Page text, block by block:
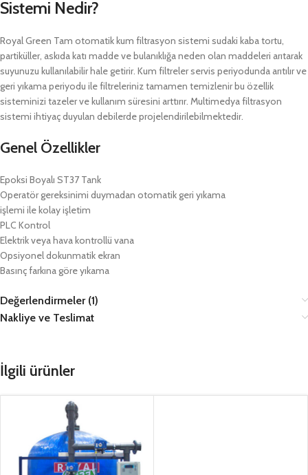
Sistemi Nedir?
Royal Green Tam otomatik kum filtrasyon sistemi sudaki kaba tortu,
partiküller, askıda katı madde ve bulanıklığa neden olan maddeleri arıtarak
suyunuzu kullanılabilir hale getirir. Kum filtreler servis periyodunda arıtılır ve
geri yıkama periyodu ile filtreleriniz tamamen temizlenir bu özellik
sisteminizi tazeler ve kullanım süresini arttırır. Multimedya filtrasyon
sistemi ihtiyaç duyulan debilerde projelendirilebilmektedir.
Genel Özellikler
Epoksi Boyalı ST37 Tank
Operatör gereksinimi duymadan otomatik geri yıkama
işlemi ile kolay işletim
PLC Kontrol
Elektrik veya hava kontrollü vana
Opsiyonel dokunmatik ekran
Basınç farkına göre yıkama
Değerlendirmeler (1)
Nakliye ve Teslimat
İlgili ürünler